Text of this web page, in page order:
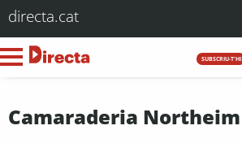
directa.cat
SUBSCRIU-T'HI
Camaraderia Northeim